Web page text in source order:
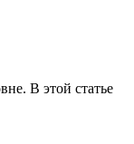
В этой статье